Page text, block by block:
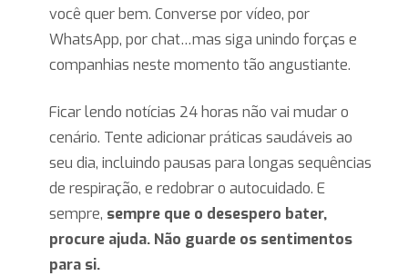
você quer bem. Converse por vídeo, por
WhatsApp, por chat…mas siga unindo forças e
companhias neste momento tão angustiante.
Ficar lendo notícias 24 horas não vai mudar o
cenário. Tente adicionar práticas saudáveis ao
seu dia, incluindo pausas para longas sequências
de respiração, e redobrar o autocuidado. E
sempre, sempre que o desespero bater,
procure ajuda. Não guarde os sentimentos
para si.